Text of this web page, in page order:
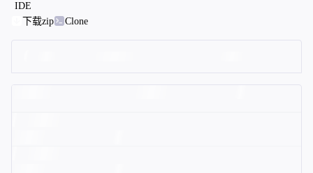
IDE
下载zip
Clone